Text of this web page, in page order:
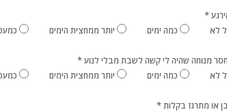
*
לא כמה ימים יותר ממחצית הימים
חסר מנוחה שהיה לי קשה לשבת מבלי לנוע*
לא כמה ימים יותר ממחצית הימים
או מתרגז בקלות*